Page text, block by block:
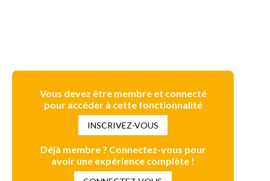
Vous devez être membre et connecté
pour accéder à cette fonctionnalité
INSCRIVEZ-VOUS
Déjà membre ? Connectez-vous pour
avoir une expérience complète !